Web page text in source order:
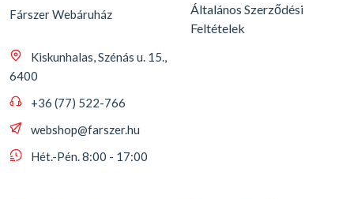
Fárszer Webáruház
Kiskunhalas, Szénás u. 15.,
6400
+36 (77) 522-766
webshop@farszer.hu
Hét.-Pén. 8:00 - 17:00
Általános Szerződési
Feltételek